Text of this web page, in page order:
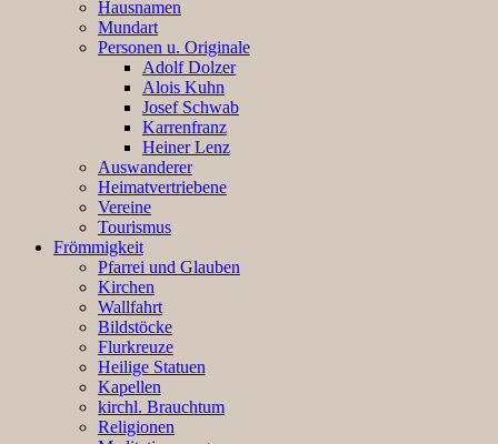
Hausnamen
Mundart
Personen u. Originale
Adolf Dolzer
Alois Kuhn
Josef Schwab
Karrenfranz
Heiner Lenz
Auswanderer
Heimatvertriebene
Vereine
Tourismus
Frömmigkeit
Pfarrei und Glauben
Kirchen
Wallfahrt
Bildstöcke
Flurkreuze
Heilige Statuen
Kapellen
kirchl. Brauchtum
Religionen